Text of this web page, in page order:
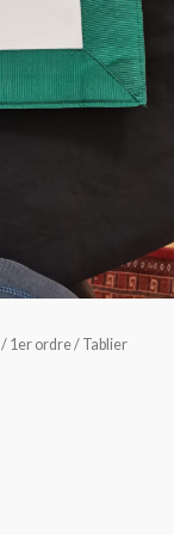
/ 1er ordre/ Tablier